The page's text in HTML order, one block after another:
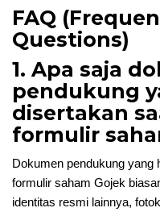
FAQ
Questions)
1. Apa saja
pendukung
disertakan
formulir
Dokumen pendukung yang
formulir saham Gojek
identitas resmi lainnya,